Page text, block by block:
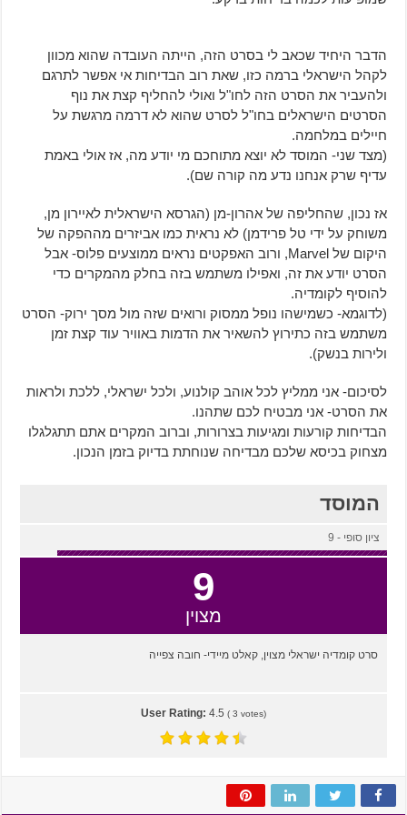
הדבר היחיד שכאב לי בסרט הזה, הייתה העובדה שהוא מכוון
לקהל הישראלי ברמה כזו, שאת רוב הבדיחות אי אפשר לתרגם
ולהעביר את הסרט הזה לחו"ל ואולי להחליף קצת את נוף
הסרטים הישראלים בחו"ל לסרט שהוא לא דרמה מרגשת על
חיילים במלחמה.
(מצד שני- המוסד לא יוצא מתוחכם מי יודע מה, אז אולי באמת
עדיף שרק אנחנו נדע מה קורה שם).
אז נכון, שהחליפה של אהרון-מן (הגרסא הישראלית לאיירון מן,
משוחק על ידי טל פרידמן) לא נראית כמו אביזרים מההפקה של
היקום של Marvel, ורוב האפקטים נראים ממוצעים פלוס- אבל
הסרט יודע את זה, ואפילו משתמש בזה בחלק מהמקרים כדי
להוסיף לקומדיה.
(לדוגמא- כשמישהו נופל ממסוק ורואים שזה מול מסך ירוק- הסרט
משתמש בזה כתירוץ להשאיר את הדמות באוויר עוד קצת זמן
ולירות בנשק).
לסיכום- אני ממליץ לכל אוהב קולנוע, ולכל ישראלי, ללכת ולראות
את הסרט- אני מבטיח לכם שתהנו.
הבדיחות קורעות ומגיעות בצרורות, וברוב המקרים אתם תתגלגלו
מצחוק בכיסא שלכם מבדיחה שנוחתת בדיוק בזמן הנכון.
המוסד
ציון סופי - 9
9
מצוין
סרט קומדיה ישראלי מצוין, קאלט מיידי- חובה צפייה
User Rating:4.5 (3 votes)